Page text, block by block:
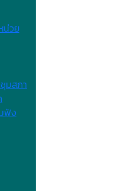
น่วย
มสภา
ฟัง